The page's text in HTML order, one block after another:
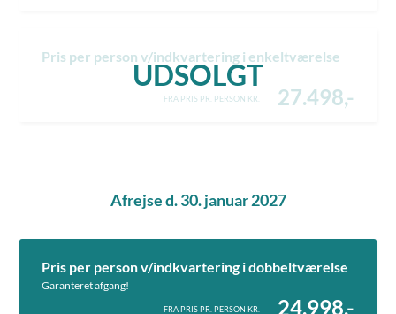
Pris per person v/indkvartering i enkeltværelse
FRA PRIS PR. PERSON KR. 27.498,-
UDSOLGT
Afrejse d. 30. januar 2027
Pris per person v/indkvartering i dobbeltværelse
Garanteret afgang!
FRA PRIS PR. PERSON KR. 24.998,-